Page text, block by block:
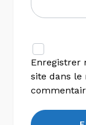
Enregistrer
site dans le